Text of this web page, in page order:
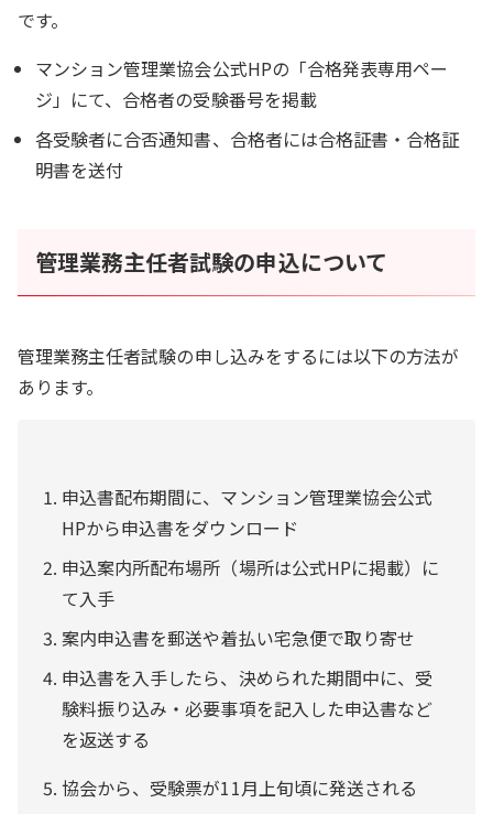
です。
マンション管理業協会公式HPの「合格発表専用ペー
ジ」にて、合格者の受験番号を掲載
各受験者に合否通知書、合格者には合格証書・合格証
明書を送付
管理業務主任者試験の申込について
管理業務主任者試験の申し込みをするには以下の方法が
あります。
申込書配布期間に、マンション管理業協会公式
HPから申込書をダウンロード
申込案内所配布場所（場所は公式HPに掲載）に
て入手
案内申込書を郵送や着払い宅急便で取り寄せ
申込書を入手したら、決められた期間中に、受
験料振り込み・必要事項を記入した申込書など
を返送する
協会から、受験票が11月上旬頃に発送される